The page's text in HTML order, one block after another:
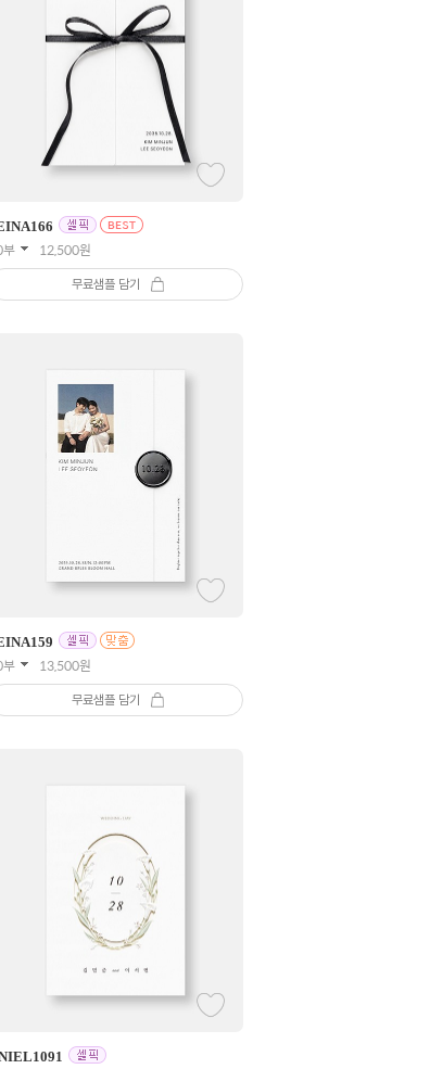
166
12,500원
무료샘플 담기
159
13,500원
무료샘플 담기
1091